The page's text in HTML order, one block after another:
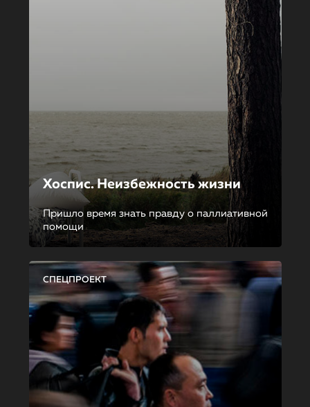
Хоспис. Неизбежность жизни
Пришло время знать правду о паллиативной
помощи
СПЕЦПРОЕКТ